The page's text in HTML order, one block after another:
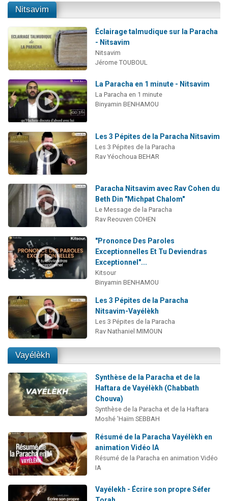
Nitsavim
Éclairage talmudique sur la Paracha
- Nitsavim
Nitsavim
Jérome TOUBOUL
La Paracha en 1 minute - Nitsavim
La Paracha en 1 minute
Binyamin BENHAMOU
Les 3 Pépites de la Paracha Nitsavim
Les 3 Pépites de la Paracha
Rav Yéochoua BEHAR
Paracha Nitsavim avec Rav Cohen du
Beth Din "Michpat Chalom"
Le Message de la Paracha
Rav Reouven COHEN
"Prononce Des Paroles
Exceptionnelles Et Tu Deviendras
Exceptionnel"...
Kitsour
Binyamin BENHAMOU
Les 3 Pépites de la Paracha
Nitsavim-Vayélèkh
Les 3 Pépites de la Paracha
Rav Nathaniel MIMOUN
Vayélèkh
Synthèse de la Paracha et de la
Haftara de Vayélèkh (Chabbath
Chouva)
Synthèse de la Paracha et de la Haftara
Moshé 'Haïm SEBBAH
Résumé de la Paracha Vayélèkh en
animation Vidéo IA
Résumé de la Paracha en animation Vidéo
IA
Vayélekh - Écrire son propre Séfer